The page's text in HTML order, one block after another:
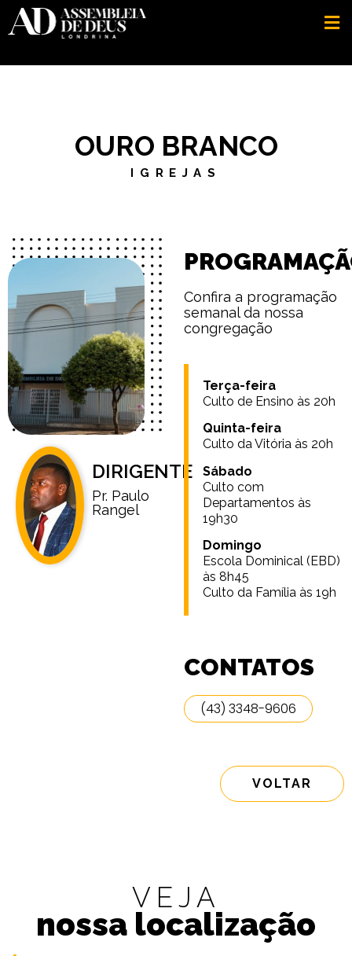
OURO BRANCO
IGREJAS
DIRIGENTE
Pr. Paulo
Rangel
Confira a programação
semanal da nossa
congregação
Terça-feira
Culto de Ensino às 20h
Quinta-feira
Culto da Vitória às 20h
Sábado
Culto com
Departamentos às
19h30
Domingo
Escola Dominical (EBD)
às 8h45
Culto da Família às 19h
CONTATOS
(43) 3348-9606
VOLTAR
VEJA
nossa localização